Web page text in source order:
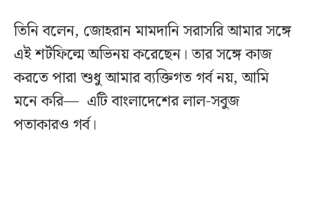
তিনি বলেন, জোহরান মামদানি সরাসরি আমার সঙ্গে
এই শর্টফিল্মে অভিনয় করেছেন। তার সঙ্গে কাজ
করতে পারা শুধু আমার ব্যক্তিগত গর্ব নয়, আমি
মনে করি— এটি বাংলাদেশের লাল-সবুজ
পতাকারও গর্ব।